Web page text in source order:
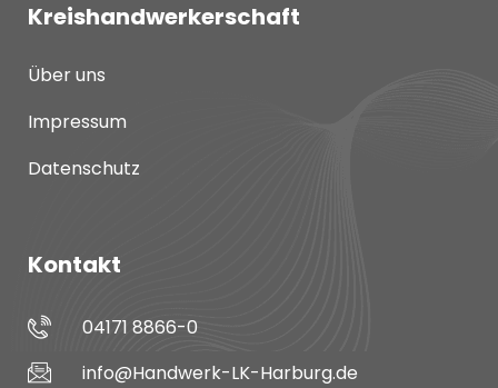
Kreishandwerkerschaft
Über uns
Impressum
Datenschutz
Kontakt
04171 8866-0
info@Handwerk-LK-Harburg.de